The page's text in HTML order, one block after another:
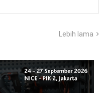
Lebih lama